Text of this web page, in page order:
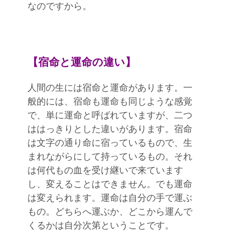
なのですから。
【宿命と運命の違い】
人間の生には宿命と運命があります。一
般的には、宿命も運命も同じような感覚
で、単に運命と呼ばれていますが、二つ
ははっきりとした違いがあります。宿命
は文字の通り命に宿っているもので、生
まれながらにして持っているもの。それ
は何代もの血を受け継いで来ています
し、変えることはできません。でも運命
は変えられます。運命は自分の手で運ぶ
もの。どちらへ運ぶか、どこから運んで
くるかは自分次第ということです。